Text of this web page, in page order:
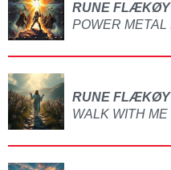
RUNE FLÆKØY
RUNE FLÆKØY